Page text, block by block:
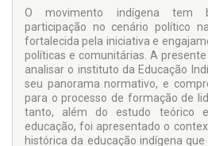
O movimento indígena tem
participação no cenário político
fortalecida pela iniciativa e
políticas e comunitárias. A
analisar o instituto da Educação
seu panorama normativo, e
para o processo de formação de
tanto, além do estudo teórico
educação, foi apresentado o
histórica da educação indígena